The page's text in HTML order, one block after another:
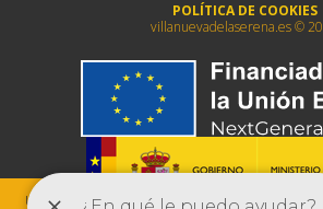
POLÍTICA DE COOKIES
villanuevadelaserena.es ©
Utilizamos cookies para asegurar que damos